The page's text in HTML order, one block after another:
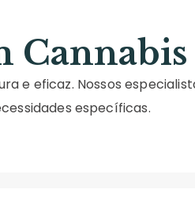
e eficaz. Nossos
específicas.